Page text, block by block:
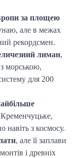
за площею
але в межах
рекордсмен.
лиман,
з морською,
для 200
навіть з космосу.
, але її заплави
і древніх